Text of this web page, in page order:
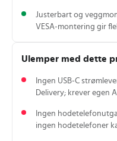
Justerbart og
VESA‑montering gir
Ulemper med dette
Ingen USB‑C
Delivery; krever egen
Ingen
ingen hodetelefoner